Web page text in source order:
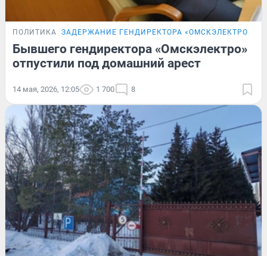
ПОЛИТИКА ЗАДЕРЖАНИЕ ГЕНДИРЕКТОРА «ОМСКЭЛЕКТРО»
Бывшего гендиректора «Омскэлектро»
отпустили под домашний арест
14 мая, 2026, 12:05 1 700 8